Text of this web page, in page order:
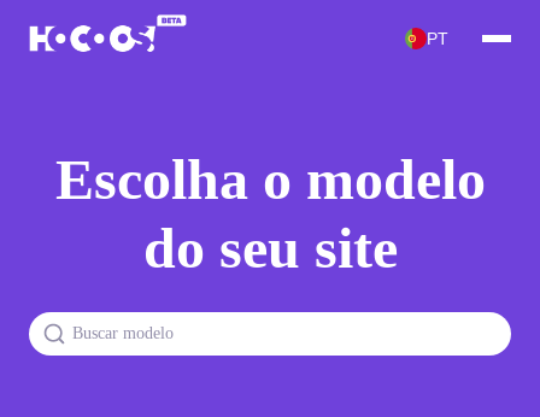
PT
Escolha o modelo
do seu site